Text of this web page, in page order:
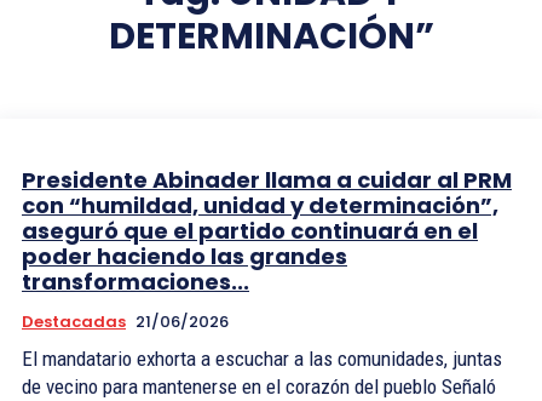
DETERMINACIÓN”
Presidente Abinader llama a cuidar al PRM
con “humildad, unidad y determinación”,
aseguró que el partido continuará en el
poder haciendo las grandes
transformaciones...
Destacadas 21/06/2026
El mandatario exhorta a escuchar a las comunidades, juntas
de vecino para mantenerse en el corazón del pueblo Señaló